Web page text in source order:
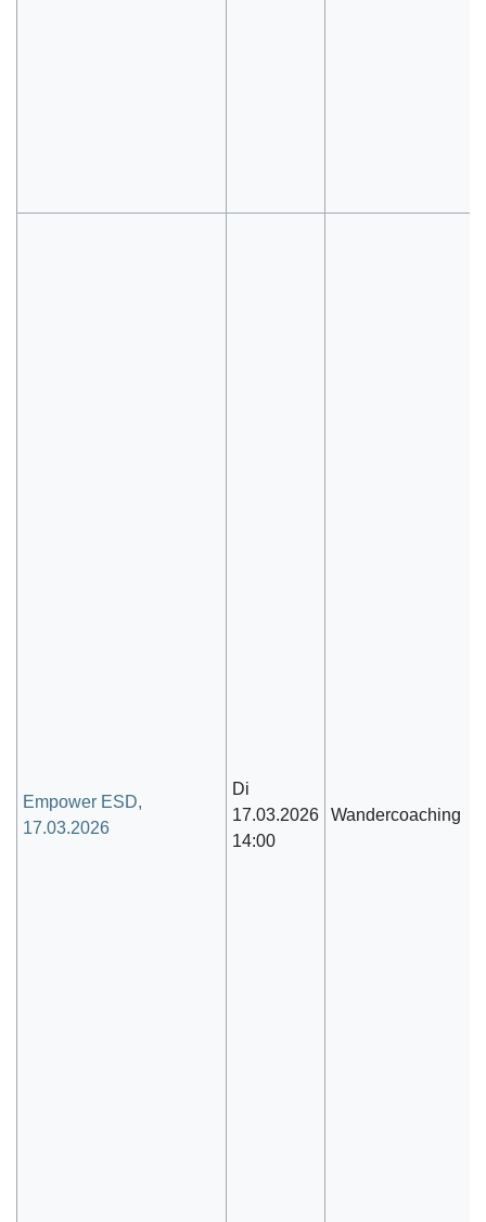
Empower ESD,
17.03.2026
Di
17.03.2026
14:00
Wandercoaching